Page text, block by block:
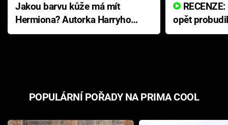
Jakou barvu kůže má mít
Hermiona? Autorka Harryho
Pottera přišla s ráznou
opět
přichází s
POPULÁRNÍ POŘADY NA PRIMA COOL